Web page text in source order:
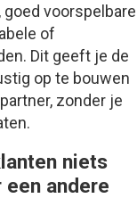
voorspelbare
of
Dit geeft je de
op te bouwen
zonder je
niets
een andere